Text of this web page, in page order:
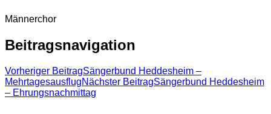
Männerchor
Beitragsnavigation
Vorheriger BeitragSängerbund Heddesheim –
MehrtagesausflugNächster BeitragSängerbund Heddesheim
– Ehrungsnachmittag